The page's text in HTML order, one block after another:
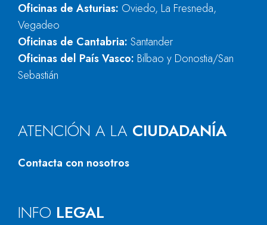
Oficinas de Asturias: Oviedo, La Fresneda,
Vegadeo
Oficinas de Cantabria: Santander
Oficinas del País Vasco: Bilbao y Donostia/San
Sebastián
ATENCIÓN A LA CIUDADANÍA
Contacta con nosotros
INFO LEGAL